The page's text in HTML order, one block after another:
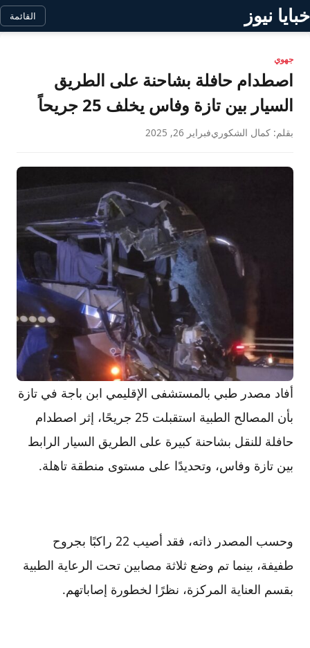
خبايا نيوز القائمة
جهوي
اصطدام حافلة بشاحنة على الطريق
السيار بين تازة وفاس يخلف 25 جريحاً
بقلم: كمال الشكوريفبراير 26, 2025
أفاد مصدر طبي بالمستشفى الإقليمي ابن باجة في تازة
بأن المصالح الطبية استقبلت 25 جريحًا، إثر اصطدام
حافلة للنقل بشاحنة كبيرة على الطريق السيار الرابط
بين تازة وفاس، وتحديدًا على مستوى منطقة تاهلة.
وحسب المصدر ذاته، فقد أصيب 22 راكبًا بجروح
طفيفة، بينما تم وضع ثلاثة مصابين تحت الرعاية الطبية
بقسم العناية المركزة، نظرًا لخطورة إصاباتهم.